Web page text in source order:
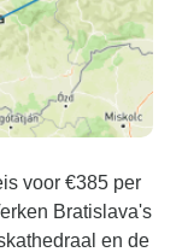
voor €385 per
Bratislava's
en de